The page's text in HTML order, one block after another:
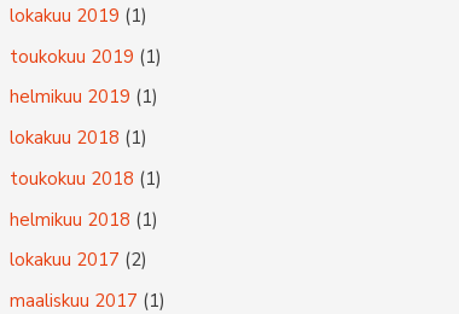
lokakuu 2019 (1)
toukokuu 2019 (1)
helmikuu 2019 (1)
lokakuu 2018 (1)
toukokuu 2018 (1)
helmikuu 2018 (1)
lokakuu 2017 (2)
maaliskuu 2017 (1)